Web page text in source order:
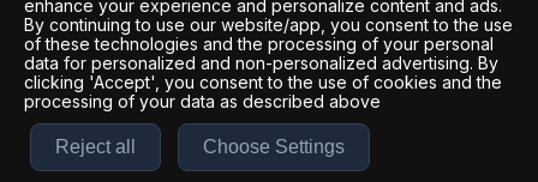
enhance your experience and personalize content and ads.
By continuing to use our website/app, you consent to the use
of these technologies and the processing of your personal
data for personalized and non-personalized advertising. By
clicking 'Accept', you consent to the use of cookies and the
processing of your data as described above
Reject all Choose Settings